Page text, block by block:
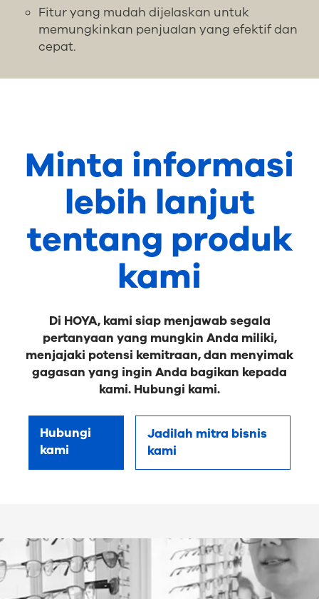
Fitur yang mudah dijelaskan untuk
memungkinkan penjualan yang efektif dan
cepat.
Minta informasi
lebih lanjut
tentang produk
kami
Di HOYA, kami siap menjawab segala
pertanyaan yang mungkin Anda miliki,
menjajaki potensi kemitraan, dan menyimak
gagasan yang ingin Anda bagikan kepada
kami. Hubungi kami.
Hubungi
kami
Jadilah mitra bisnis
kami